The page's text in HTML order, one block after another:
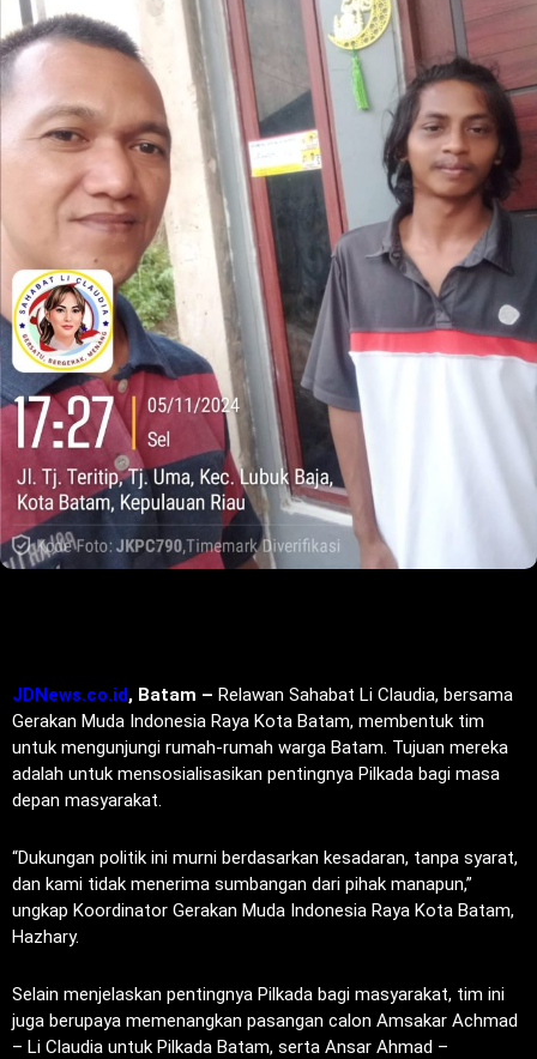
JDNews.co.id, Batam – Relawan Sahabat Li Claudia, bersama
Gerakan Muda Indonesia Raya Kota Batam, membentuk tim
untuk mengunjungi rumah-rumah warga Batam. Tujuan mereka
adalah untuk mensosialisasikan pentingnya Pilkada bagi masa
depan masyarakat.
“Dukungan politik ini murni berdasarkan kesadaran, tanpa syarat,
dan kami tidak menerima sumbangan dari pihak manapun,”
ungkap Koordinator Gerakan Muda Indonesia Raya Kota Batam,
Hazhary.
Selain menjelaskan pentingnya Pilkada bagi masyarakat, tim ini
juga berupaya memenangkan pasangan calon Amsakar Achmad
– Li Claudia untuk Pilkada Batam, serta Ansar Ahmad –